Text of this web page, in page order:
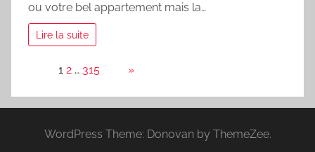
ou votre bel appartement mais la…
Lire la suite
Page:1 2 … 315 »
WordPress Theme: Donovan by ThemeZee.